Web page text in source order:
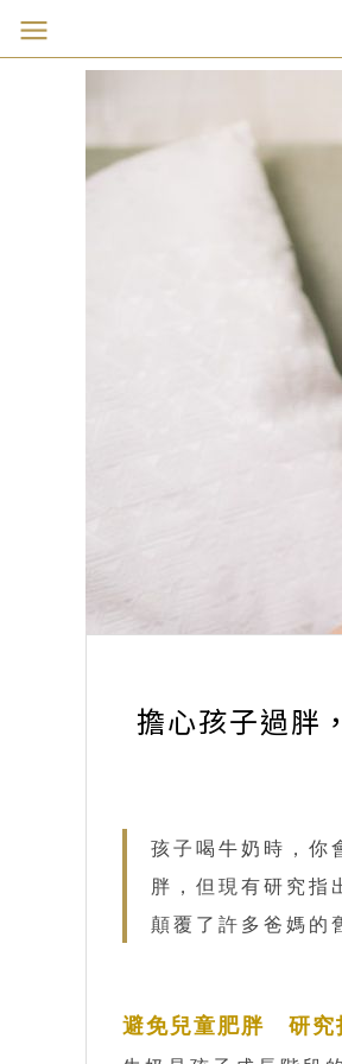
擔心孩子過胖
孩子喝牛奶時，你
胖，但現有研究指
顛覆了許多爸媽的
避免兒童肥胖 研究